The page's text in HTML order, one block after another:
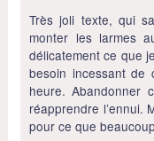
Très joli texte, qui
monter les larmes
délicatement ce que
besoin incessant de
heure. Abandonner
réapprendre l’ennui.
pour ce que